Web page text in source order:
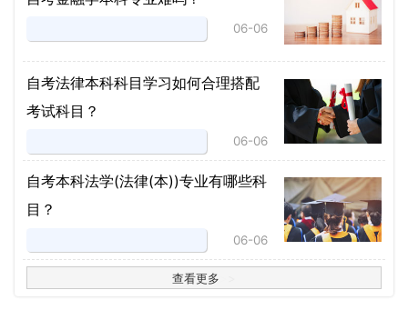
06-06
自考法律本科科目学习如何合理搭配
考试科目？
06-06
​自考本科法学(法律(本))专业有哪些科
目？
06-06
查看更多